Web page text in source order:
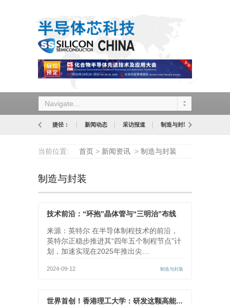
Navigate...
捷径： 新闻动态 采访报道 制造与封装
当前位置: 首页 > 新闻资讯 > 制造与封装
制造与封装
技术前沿：“环抱”晶体管与“三明治”布线
来源：英特尔 在半导体制程技术的前沿，
英特尔正稳步推进其“四年五个制程节点”计
划，加速实现在2025年推出尖…
2024-09-12 制造与封装
世界首创！香港理工大学：研发这颗高能芯片